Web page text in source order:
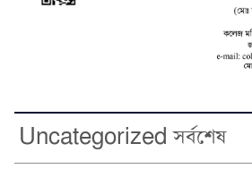
Uncategorized সর্বশেষ